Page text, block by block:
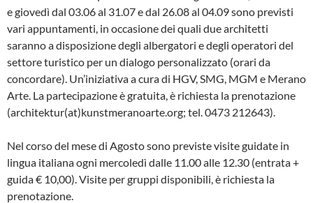
e giovedì dal 03.06 al 31.07 e dal 26.08 al 04.09 sono previsti
vari appuntamenti, in occasione dei quali due architetti
saranno a disposizione degli albergatori e degli operatori del
settore turistico per un dialogo personalizzato (orari da
concordare). Un’iniziativa a cura di HGV, SMG, MGM e Merano
Arte. La partecipazione è gratuita, è richiesta la prenotazione
(architektur(at)kunstmeranoarte.org; tel. 0473 212643).
Nel corso del mese di Agosto sono previste visite guidate in
lingua italiana ogni mercoledì dalle 11.00 alle 12.30 (entrata +
guida € 10,00). Visite per gruppi disponibili, è richiesta la
prenotazione.